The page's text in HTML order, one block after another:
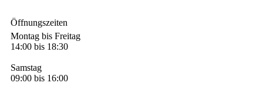
Öffnungszeiten
Montag bis Freitag
14:00 bis 18:30
Samstag
09:00 bis 16:00